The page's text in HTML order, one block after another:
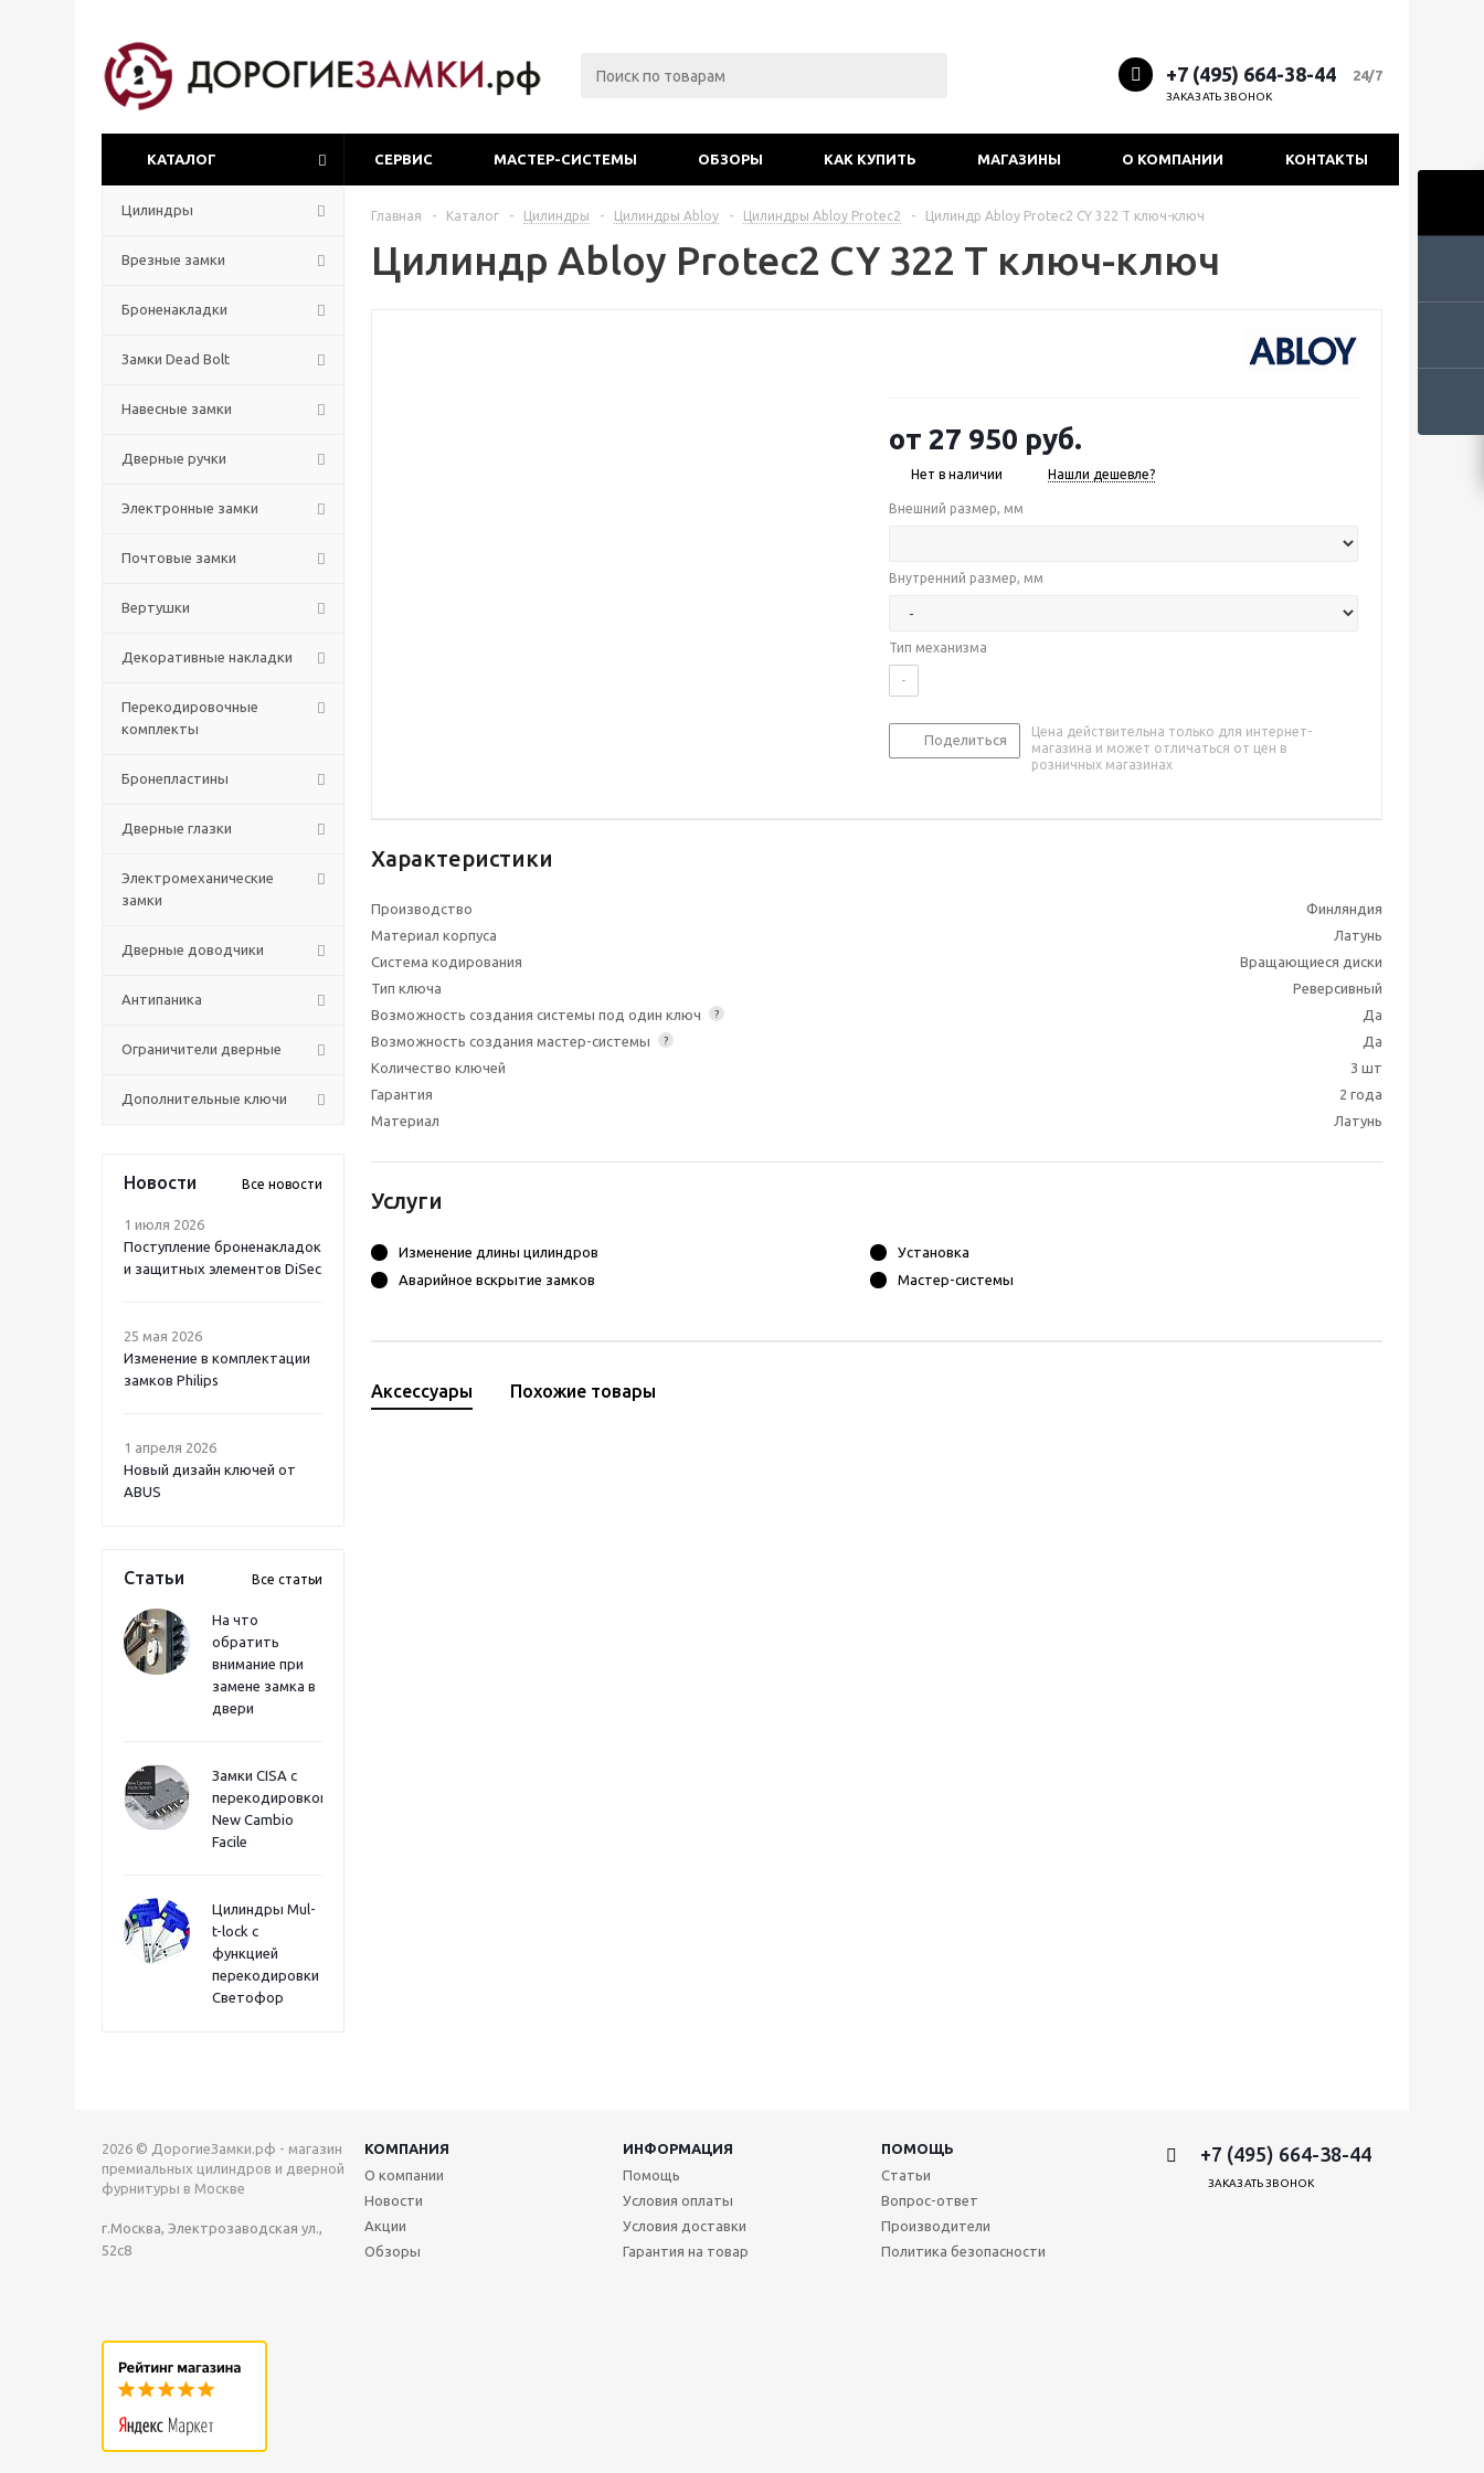
+7 (495) 664-38-44 24/7
ЗАКАЗАТЬ ЗВОНОК
КАТАЛОГ СЕРВИС МАСТЕР-СИСТЕМЫ ОБЗОРЫ КАК КУПИТЬ МАГАЗИНЫ О КОМПАНИИ КОНТАКТЫ
Цилиндры
Врезные замки
Броненакладки
Замки Dead Bolt
Навесные замки
Дверные ручки
Электронные замки
Почтовые замки
Вертушки
Декоративные накладки
Перекодировочные
комплекты
Бронепластины
Дверные глазки
Электромеханические
замки
Дверные доводчики
Антипаника
Ограничители дверные
Дополнительные ключи
Новости Все новости
1 июля 2026
Поступление броненакладок
и защитных элементов DiSec
25 мая 2026
Изменение в комплектации
замков Philips
1 апреля 2026
Новый дизайн ключей от
ABUS
Статьи Все статьи
На что
обратить
внимание при
замене замка в
двери
Замки CISA с
перекодировкой
New Cambio
Facile
Цилиндры Mul-
t-lock с
функцией
перекодировки
Светофор
Главная - Каталог - Цилиндры - Цилиндры Abloy - Цилиндры Abloy Protec2 - Цилиндр Abloy Protec2 CY 322 T ключ-ключ
Цилиндр Abloy Protec2 CY 322 T ключ-ключ
от 27 950 руб.
Нет в наличии Нашли дешевле?
Внешний размер, мм
Внутренний размер, мм
Тип механизма
-
Поделиться
Цена действительна только для интернет-
магазина и может отличаться от цен в
розничных магазинах
Характеристики
Производство
Финляндия
Материал корпуса
Латунь
Система кодирования
Вращающиеся диски
Тип ключа
Реверсивный
?
Возможность создания системы под один ключ Да
?
Возможность создания мастер-системы
Да
Количество ключей
3 шт
Гарантия
2 года
Материал
Латунь
Услуги
Изменение длины цилиндров
Установка
Аварийное вскрытие замков
Мастер-системы
Аксессуары Похожие товары
2026 © ДорогиеЗамки.рф - магазин
премиальных цилиндров и дверной
фурнитуры в Москве
г.Москва, Электрозаводская ул.,
52с8
КОМПАНИЯ ИНФОРМАЦИЯ
ПОМОЩЬ
О компании
Новости
Акции
Обзоры
Помощь
Условия оплаты
Условия доставки
Гарантия на товар
Статьи
Вопрос-ответ
Производители
Политика безопасности
+7 (495) 664-38-44
ЗАКАЗАТЬ ЗВОНОК